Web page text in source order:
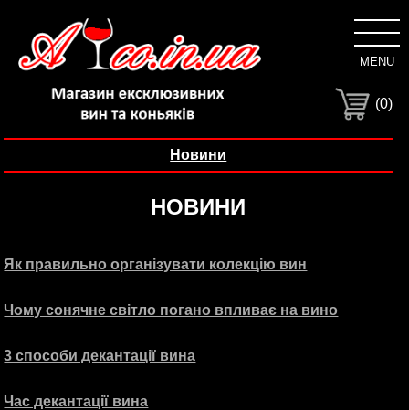
MENU
(0)
Новини
НОВИНИ
Як правильно організувати колекцію вин
Чому сонячне світло погано впливає на вино
3 способи декантації вина
Час декантації вина